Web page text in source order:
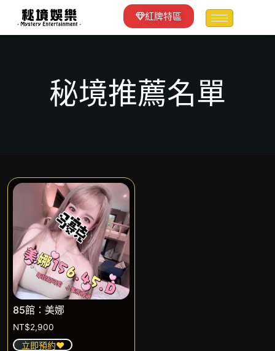
紅牌特區
秘境推薦名單
85館：美娜
NT$2,900
立即預約❤️